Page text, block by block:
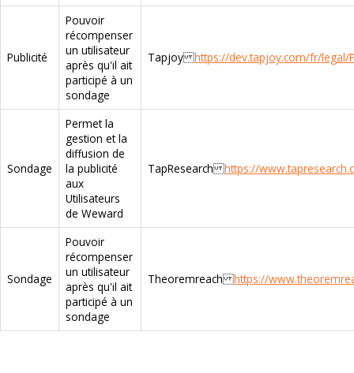
Publicité
Pouvoir
récompenser
un utilisateur
après qu'il ait
participé à un
sondage
Tapjoyhttps://dev.tapjoy.com/fr/legal/
Sondage
Permet la
gestion et la
diffusion de
la publicité
aux
Utilisateurs
de Weward
TapResearchhttps://
Sondage
Pouvoir
récompenser
un utilisateur
après qu'il ait
participé à un
sondage
Theoremreachhttps://